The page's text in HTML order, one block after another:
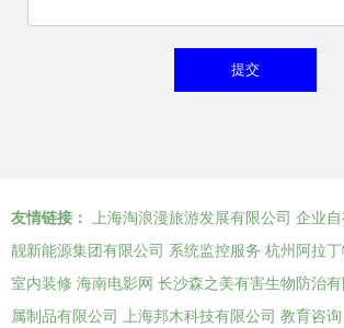
友情链接： 上海淘浪漫旅游发展有限公司 企业
靓新能源集团有限公司 系统监控服务 杭州阿拉
室内装修 海南电影网 长沙森之美有害生物防治有
属制品有限公司
上海邦木科技有限公司 教育咨询